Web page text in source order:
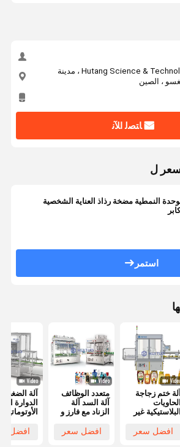
Hutang Science & Technology Industrial Park A2 ، مدينة
، الصين
ﺎﺘﺼﻟ ﺍﻶﻧ
ل
النمطية مضخة رذاذ العناية الشخصية
استمر
آلة ختم زجاجة
الحاويات
البلاستيكية غير
الأوتوماتيكية
افضل سعر
متعدد الوظائف
آلة السد آلة
الزناد مع فارز و
افضل سعر
آلة الضغط
الدوارة
على
افضل